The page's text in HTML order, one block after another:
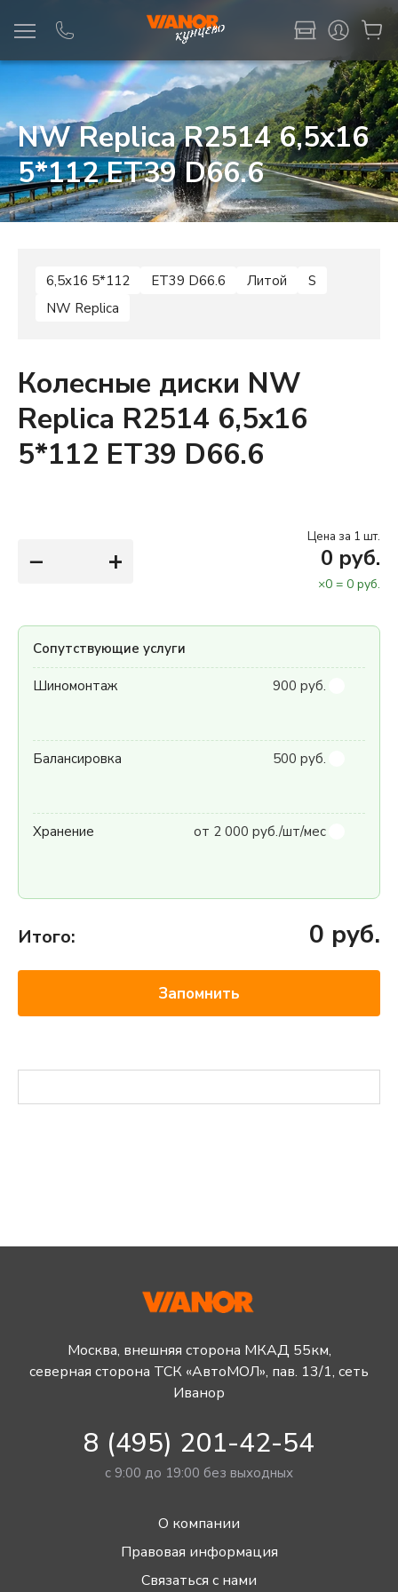
NW Replica R2514 6,5x16
5*112 ET39 D66.6
6,5x16 5*112 ET39 D66.6 Литой
S
NW Replica
Колесные диски NW
Replica R2514 6,5x16
5*112 ET39 D66.6
− +
Цена за 1 шт.
0 руб.
×0 = 0 руб.
Сопутствующие услуги
Шиномонтаж 900 руб.
Балансировка 500 руб.
Хранение от 2 000 руб./шт/мес
Итого: 0 руб.
Запомнить
Москва, внешняя сторона МКАД 55км,
северная сторона ТСК «АвтоМОЛ», пав. 13/1, сеть
Иванор
8 (495) 201-42-54
с 9:00 до 19:00 без выходных
О компании
Правовая информация
Связаться с нами
Информация Фото товара